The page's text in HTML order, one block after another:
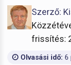
Szerző:
frissítés:
Olvasási idő: 6